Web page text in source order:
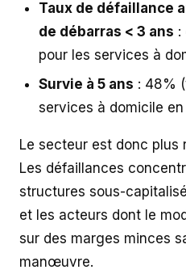
Taux de défaillance
de débarras < 3 ans :
pour les services à
Survie à 5 ans : 48%
services à domicile
Le secteur est donc plus
Les défaillances
structures sous-
et les acteurs dont le
sur des marges minces
manœuvre.